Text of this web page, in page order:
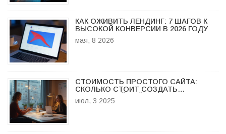
КАК ОЖИВИТЬ ЛЕНДИНГ: 7 ШАГОВ К
ВЫСОКОЙ КОНВЕРСИИ В 2026 ГОДУ
мая, 8 2026
СТОИМОСТЬ ПРОСТОГО САЙТА:
СКОЛЬКО СТОИТ СОЗДАТЬ
БЮДЖЕТНЫЙ САЙТ В 2025 ГОДУ
июл, 3 2025